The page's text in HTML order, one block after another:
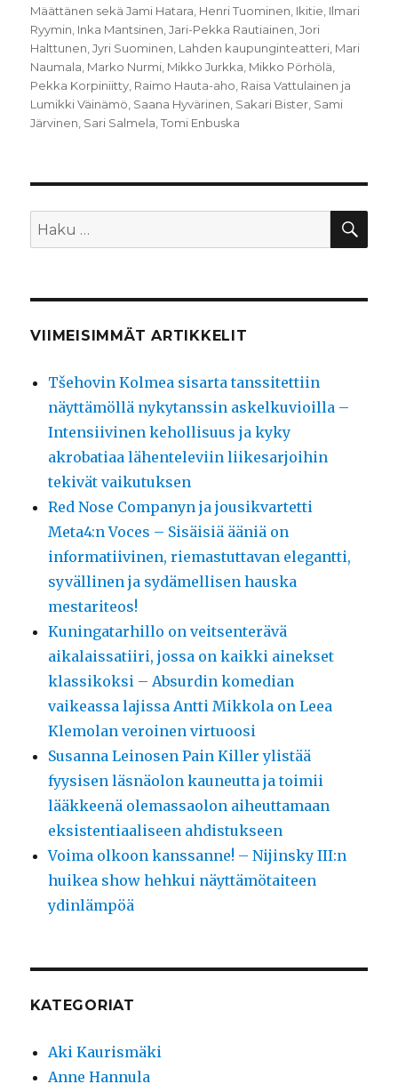
Määttänen sekä Jami Hatara Henri Tuominen Ikitie Ilmari
Ryymin Inka Mantsinen ,Jari-Pekka Rautiainen ,Jori
Halttunen ,Jyri Suominen Lahden kaupunginteatteri Mari
Naumala Marko Nurmi Mikko Jurkka Mikko Pörhölä
Pekka Korpiniitty Raimo Hauta-aho Raisa Vattulainen ja
Lumikki Väinämö Saana Hyvärinen Sakari Bister Sami
Järvinen Sari Salmela ,Tomi Enbuska
Etsi:
VIIMEISIMMÄT ARTIKKELIT
Tšehovin Kolmea sisarta tanssitettiin
näyttämöllä nykytanssin askelkuvioilla –
Intensiivinen kehollisuus ja kyky
akrobatiaa lähenteleviin liikesarjoihin
tekivät vaikutuksen
Red Nose Companyn ja jousikvartetti
Meta4:n Voces – Sisäisiä ääniä on
informatiivinen, riemastuttavan elegantti,
syvällinen ja sydämellisen hauska
mestariteos!
Kuningatarhillo on veitsenterävä
aikalaissatiiri, jossa on kaikki ainekset
klassikoksi – Absurdin komedian
vaikeassa lajissa Antti Mikkola on Leea
Klemolan veroinen virtuoosi
Susanna Leinosen Pain Killer ylistää
fyysisen läsnäolon kauneutta ja toimii
lääkkeenä olemassaolon aiheuttamaan
eksistentiaaliseen ahdistukseen
Voima olkoon kanssanne! – Nijinsky III:n
huikea show hehkui näyttämötaiteen
ydinlämpöä
KATEGORIAT
Aki Kaurismäki
Anne Hannula